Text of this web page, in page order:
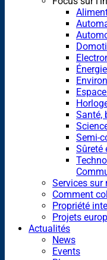
Énergie
Santé,
Semi-
Sûreté
Services sur
Comment
Propriété
Projets
Actualités
News
Events